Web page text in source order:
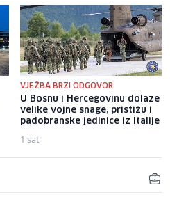
VJEŽBA BRZI ODGOVOR
U Bosnu i Hercegovinu dolaze
velike vojne snage, pristižu i
padobranske jedinice iz Italije
1 sat